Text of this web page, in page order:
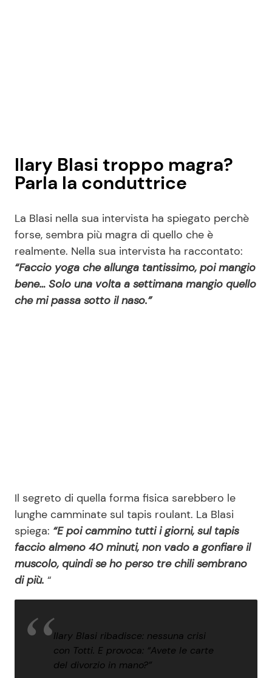
Ilary Blasi troppo magra?
Parla la conduttrice
La Blasi nella sua intervista ha spiegato perchè
forse, sembra più magra di quello che è
realmente. Nella sua intervista ha raccontato:
“Faccio yoga che allunga tantissimo, poi mangio
bene… Solo una volta a settimana mangio quello
che mi passa sotto il naso.”
Il segreto di quella forma fisica sarebbero le
lunghe camminate sul tapis roulant. La Blasi
spiega: “E poi cammino tutti i giorni, sul tapis
faccio almeno 40 minuti, non vado a gonfiare il
muscolo, quindi se ho perso tre chili sembrano
di più. “
Ilary Blasi ribadisce: nessuna crisi
con Totti. E provoca: “Avete le carte
del divorzio in mano?”